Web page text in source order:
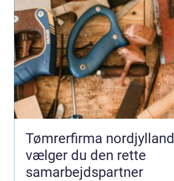
Tømrerfirma nordjylland sådan
vælger du den rette
samarbejdspartner